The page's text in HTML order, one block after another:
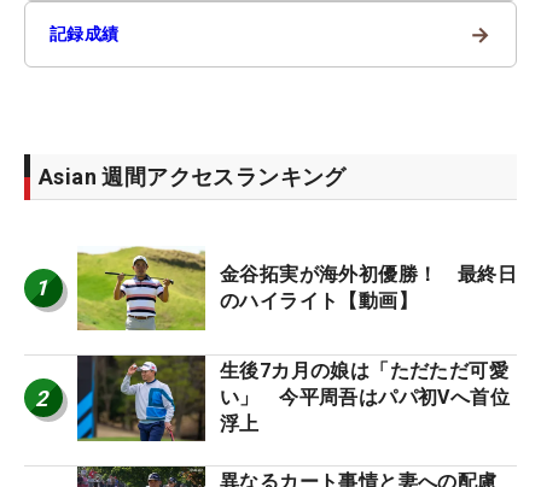
記録成績 →
Asian 週間アクセスランキング
1
金谷拓実が海外初優勝！ 最終日
のハイライト【動画】
2
生後7カ月の娘は「ただただ可愛
い」 今平周吾はパパ初Vへ首位
浮上
異なるカート事情と妻への配慮